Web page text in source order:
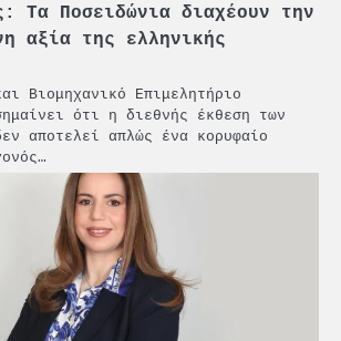
Τα Ποσειδώνια διαχέουν την
αξία της ελληνικής
Βιομηχανικό Επιμελητήριο
ότι η διεθνής έκθεση των
αποτελεί απλώς ένα κορυφαίο